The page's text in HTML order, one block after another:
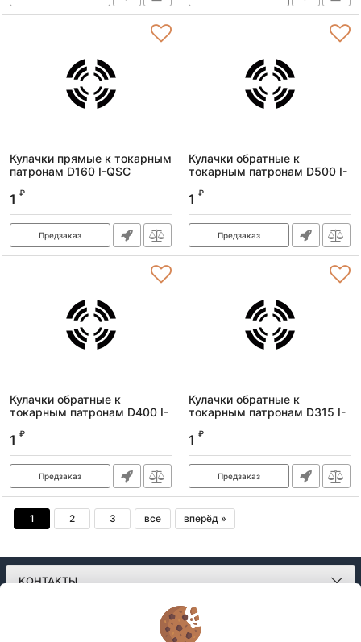
Кулачки прямые к токарным
патронам D160 I-QSC
Артикул:
1 ₽
Предзаказ
Кулачки обратные к
токарным патронам D500 I-
Артикул:
1 ₽
Предзаказ
Кулачки обратные к
токарным патронам D400 I-
Артикул:
1 ₽
Предзаказ
Кулачки обратные к
токарным патронам D315 I-
Артикул:
1 ₽
Предзаказ
1 2 3 все вперёд »
КОНТАКТЫ